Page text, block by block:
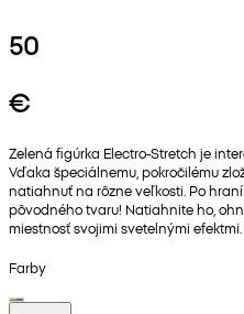
50
€
Zelená figúrka Electro-Stretch je
Vďaka špeciálnemu, pokročilému
natiahnuť na rôzne veľkosti. Po
pôvodného tvaru! Natiahnite ho,
miestnosť svojimi svetelnými efektmi.
Farby